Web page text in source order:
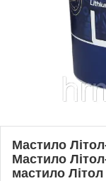
Мастило
Мастило
мастило